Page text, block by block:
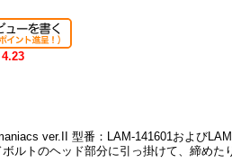
4.23
ver.II 型番：LAM-141601および
ルトのヘッド部分に引っ掛けて、締めた